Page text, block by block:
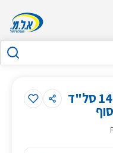
מכונת כביסה 10.5 ק"ג 1400 סל"ד